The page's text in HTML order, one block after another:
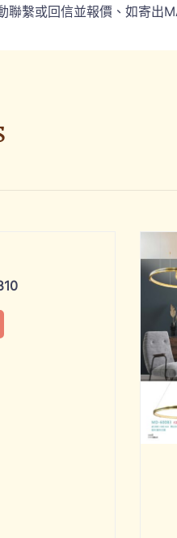
聯繫或回信並報價、如寄出